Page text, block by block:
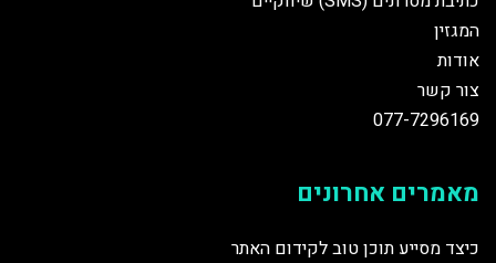
המגזין
אודות
צור קשר
077-7296169
מאמרים אחרונים
כיצד מסייע תוכן טוב לקידום האתר